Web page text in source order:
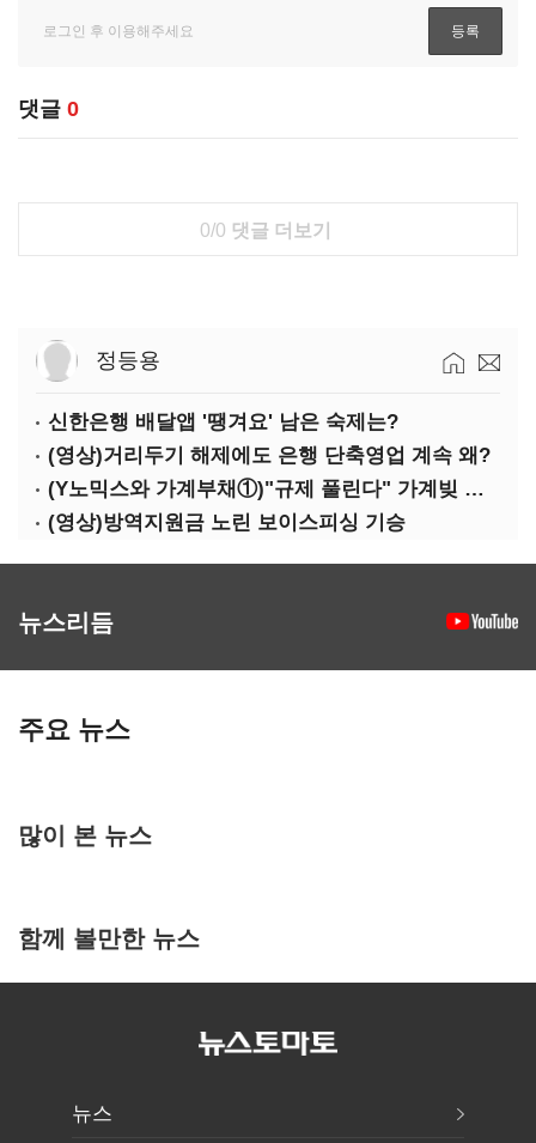
댓글 0
0/0 댓글 더보기
정등용
신한은행 배달앱 '땡겨요' 남은 숙제는?
(영상)거리두기 해제에도 은행 단축영업 계속 왜?
(Y노믹스와 가계부채①)"규제 풀린다" 가계빚 다시 꿈틀
(영상)방역지원금 노린 보이스피싱 기승
뉴스리듬
주요 뉴스
많이 본 뉴스
함께 볼만한 뉴스
뉴스